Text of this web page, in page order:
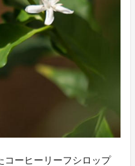
コーヒーリーフシロップ